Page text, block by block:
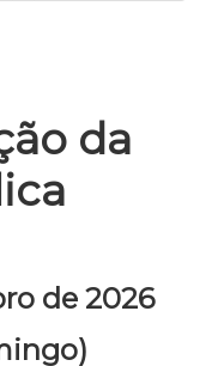
da
de 2026